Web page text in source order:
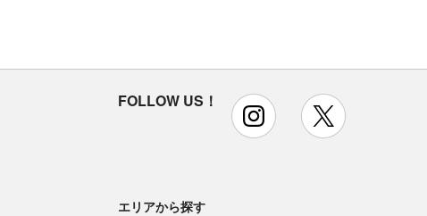
FOLLOW US！ instagram
エリアから探す